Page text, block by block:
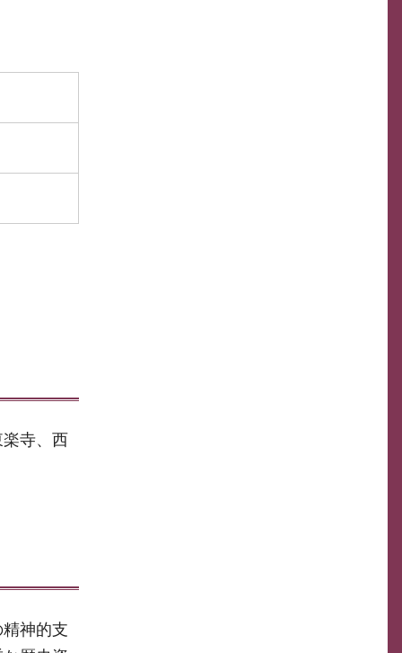
寺、西
神的支